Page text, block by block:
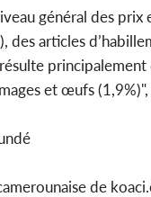
général des prix
des articles
résulte principalement
et œufs
de